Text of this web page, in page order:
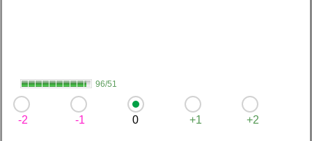
96/51
-2 -1 0 +1 +2